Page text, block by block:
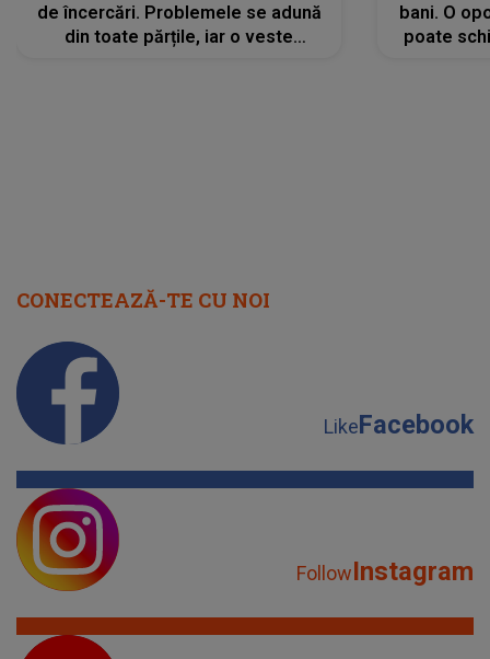
de încercări. Problemele se adună
din toate părțile, iar o veste
bani. O
poate
CONECTEAZĂ-TE CU NOI
LikeFacebook
FollowInstagram